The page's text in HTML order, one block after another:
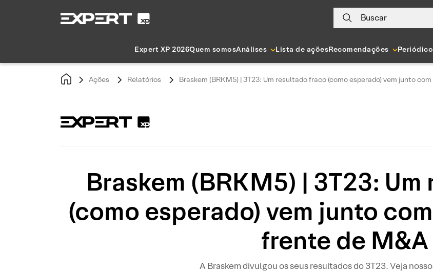
Buscar
Expert XP 2026Quem somosAnálises Lista de açõesRecomendações
Ações Relatórios Braskem (BRKM5) | 3T23: Um resultado fraco (como esperado) vem junto
Braskem (BRKM5) | 3T23:
(como esperado) vem junto
frente de M&A
A Braskem divulgou os seus resultados do 3T23. Veja